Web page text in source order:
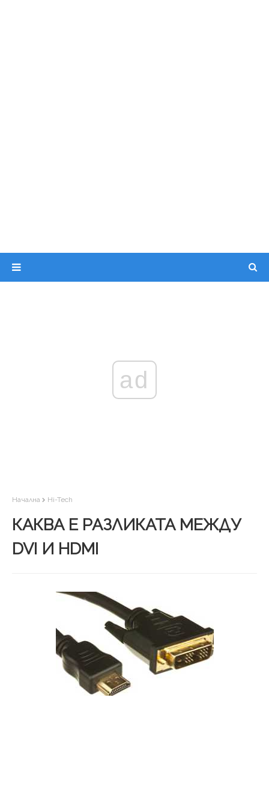
ad
Начална Hi-Tech
КАКВА Е РАЗЛИКАТА МЕЖДУ
DVI И HDMI